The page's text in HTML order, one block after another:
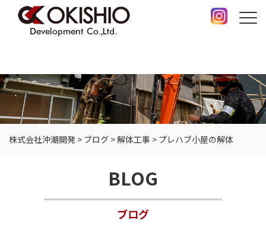
株式会社沖潮開発 > ブログ >解体工事 > プレハブ小屋の解体
BLOG
ブログ